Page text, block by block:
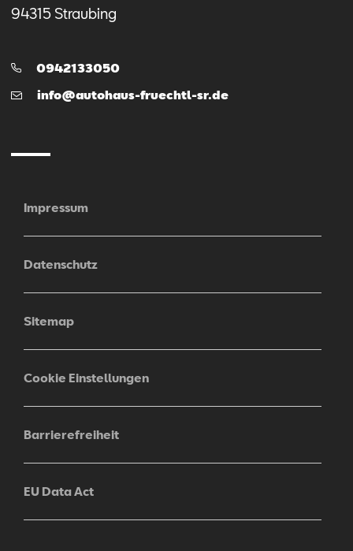
94315 Straubing
Telefon:
0942133050
E-
info@autohaus-fruechtl-sr.de
Impressum
Datenschutz
Sitemap
Cookie Einstellungen
Barrierefreiheit
EU Data Act